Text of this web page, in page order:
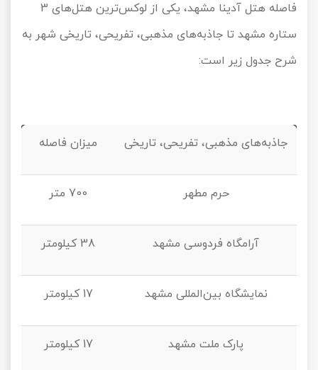
فاصله هتل آدینا مشهد، یکی از لوکس‌ترین هتل‌های 3
ستاره مشهد تا جاذبه‌های مذهبی، تفریحی، تاریخی شهر به
شرح جدول زیر است:
جاذبه‌های مذهبی، تفریحی، تاریخی میزان فاصله
حرم مطهر 700 متر
آرامگاه فردوسی مشهد 38کیلومتر
نمایشگاه بین‌المللی مشهد 17 کیلومتر
پارک ملت مشهد 17 کیلومتر